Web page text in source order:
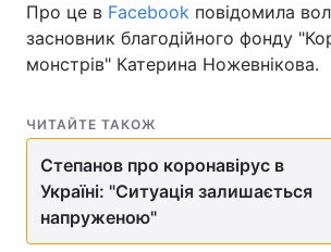
Про це в Facebook повідомила
засновник благодійного фонду
монстрів" Катерина Ножевнікова.
ЧИТАЙТЕ ТАКОЖ
Степанов про коронавірус в
Україні: "Ситуація залишається
напруженою"